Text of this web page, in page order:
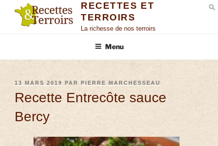
RECETTES ET
TERROIRS
La richesse de nos terroirs
Menu
13 MARS 2019 PAR PIERRE MARCHESSEAU
Recette Entrecôte sauce
Bercy